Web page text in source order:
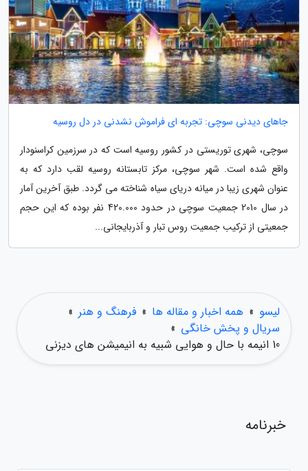
جاهای دیدنی سوچی: تجربه ای فراموش نشدنی در دل روسیه
سوچی، شهری توریستی در کشور روسیه است که در سرزمین کراسنودار
واقع شده است. شهر سوچی، مرکز تابستانه روسیه لقب دارد که به
عنوان شهری زیبا در میانه دریای سیاه شناخته می گردد. طبق آخرین آمار
در سال 2010 جمعیت سوچی در حدود 420.000 نفر بوده که این حجم
جمعیتی از ترکیب جمعیت روس تبار و آذربایجانی...
لیسو » همه اخبار و مقاله ها » فرهنگ و هنر »
سریال و پخش خانگی »
10 انیمه با حال و هوایی شبیه به انیمیشن های دیزنی
خبرنامه